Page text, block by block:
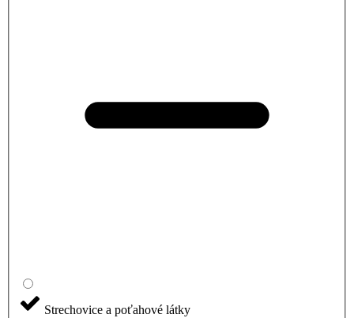
Strechovice a poťahové látky